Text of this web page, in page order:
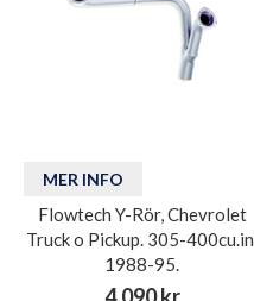
MER INFO
Flowtech Y-Rör, Chevrolet
Truck o Pickup. 305-400cu.in.
1988-95.
4.090 kr